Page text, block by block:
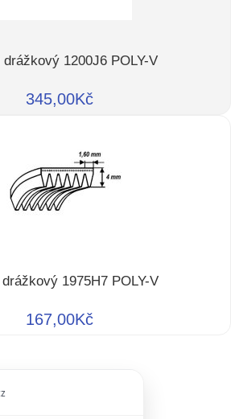
drážkový 1200J6 POLY-V
345,00Kč
1975H7 POLY-V
167,00Kč